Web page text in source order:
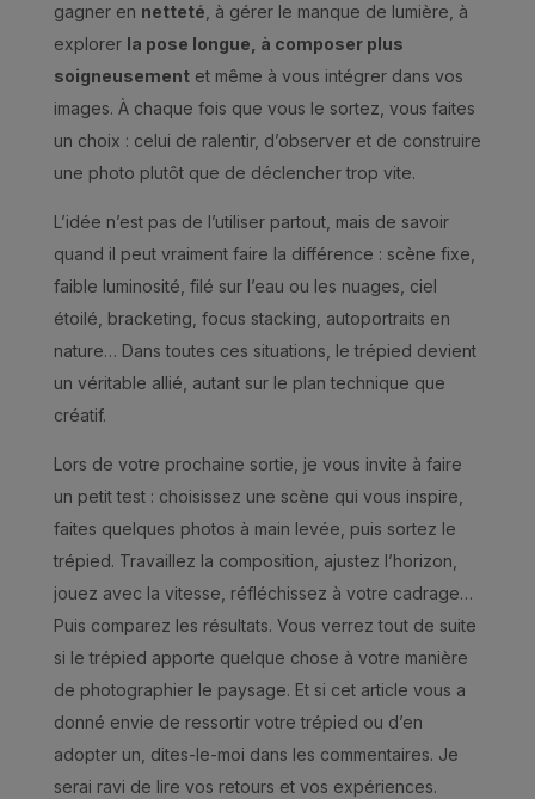
gagner en netteté , à gérer le manque de lumière, à
explorer la pose longue, à composer plus
soigneusementet même à vous intégrer dans vos
images. À chaque fois que vous le sortez, vous faites
un choix : celui de ralentir, d’observer et de construire
une photo plutôt que de déclencher trop vite.
L’idée n’est pas de l’utiliser partout, mais de savoir
quand il peut vraiment faire la différence : scène fixe,
faible luminosité, filé sur l’eau ou les nuages, ciel
étoilé, bracketing, focus stacking, autoportraits en
nature… Dans toutes ces situations, le trépied devient
un véritable allié, autant sur le plan technique que
créatif.
Lors de votre prochaine sortie, je vous invite à faire
un petit test : choisissez une scène qui vous inspire,
faites quelques photos à main levée, puis sortez le
trépied. Travaillez la composition, ajustez l’horizon,
jouez avec la vitesse, réfléchissez à votre cadrage…
Puis comparez les résultats. Vous verrez tout de suite
si le trépied apporte quelque chose à votre manière
de photographier le paysage. Et si cet article vous a
donné envie de ressortir votre trépied ou d’en
adopter un, dites-le-moi dans les commentaires. Je
serai ravi de lire vos retours et vos expériences.